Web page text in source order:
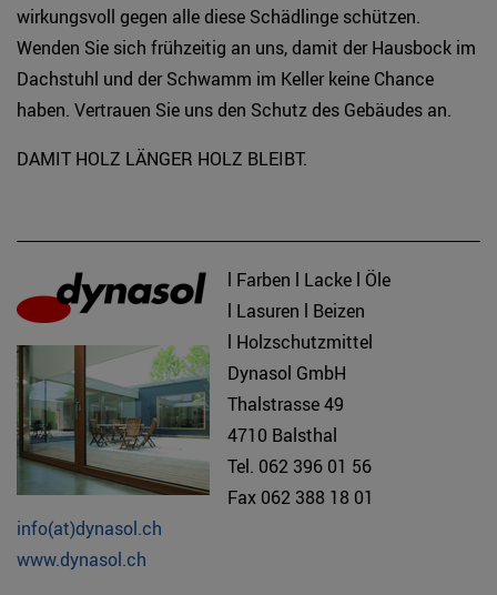
wirkungsvoll gegen alle diese Schädlinge schützen.
Wenden Sie sich frühzeitig an uns, damit der Hausbock im
Dachstuhl und der Schwamm im Keller keine Chance
haben. Vertrauen Sie uns den Schutz des Gebäudes an.
DAMIT HOLZ LÄNGER HOLZ BLEIBT.
l Farben l Lacke l Öle
l Lasuren l Beizen
l Holzschutzmittel
Dynasol GmbH
Thalstrasse 49
4710 Balsthal
Tel. 062 396 01 56
Fax 062 388 18 01
info(at)dynasol.ch
www.dynasol.ch